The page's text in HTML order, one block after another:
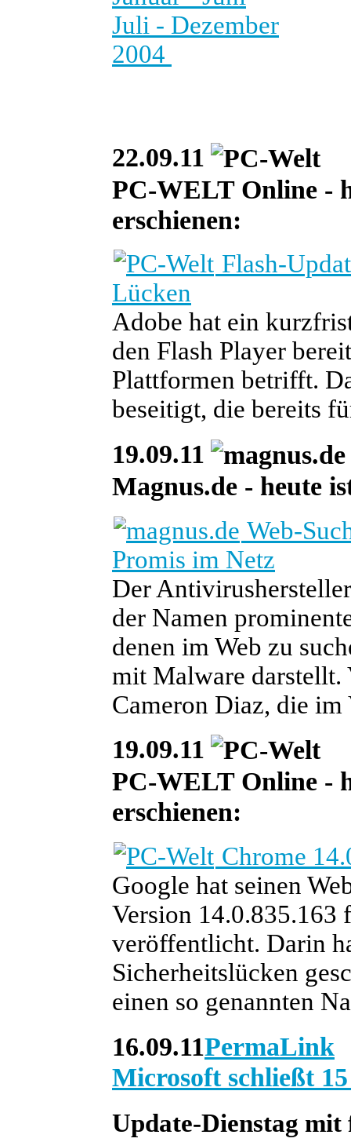
Juli - Dezember
2004
22.09.11
PC-WELT Online -
erschienen:
Flash-
Lücken
Adobe hat ein
den Flash Player
Plattformen betrifft.
beseitigt, die bereits
19.09.11
Magnus.de - heute
Web-
Promis im Netz
Der
der Namen
denen im Web zu
mit Malware
Cameron Diaz, die
19.09.11
PC-WELT Online -
erschienen:
Chrome
Google hat seinen
Version
veröffentlicht. Darin
Sicherheitslücken
einen so genannten
16.09.11PermaLink
Microsoft schließt
Update-Dienstag